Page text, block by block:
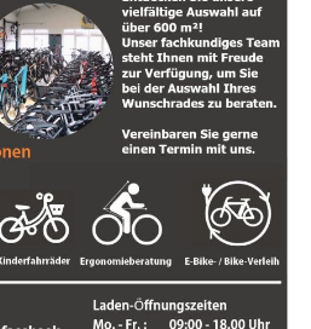
und bis ins Ems­land
und kom­pe­ten­ten Hand­wer­ker
Ihres Daches? Dann ist
Ihr Ansprech­part­ner ers­
Erfah­rung und Fach­kennt­nis­
Spek­trum an Leis­tun­gen rund